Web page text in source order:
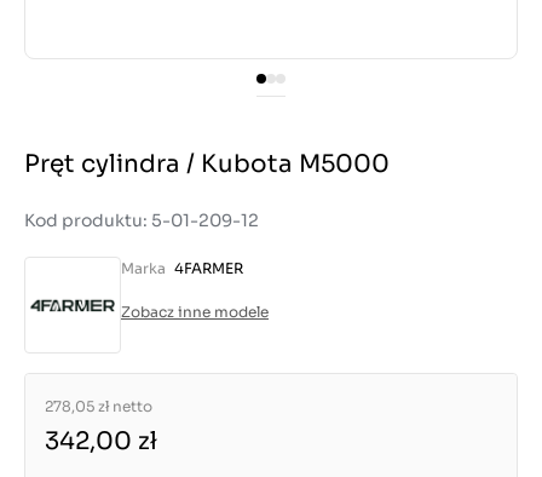
Pręt cylindra / Kubota M5000
Kod produktu: 5-01-209-12
Marka 4FARMER
Zobacz inne modele
278,05 zł netto
342,00 zł